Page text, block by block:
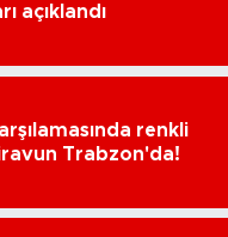
açıklandı
renkli
Trabzon'da!